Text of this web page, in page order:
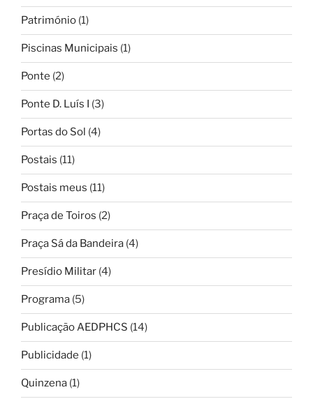
Património (1)
Piscinas Municipais (1)
Ponte (2)
Ponte D. Luís I (3)
Portas do Sol (4)
Postais (11)
Postais meus (11)
Praça de Toiros (2)
Praça Sá da Bandeira (4)
Presídio Militar (4)
Programa (5)
Publicação AEDPHCS (14)
Publicidade (1)
Quinzena (1)